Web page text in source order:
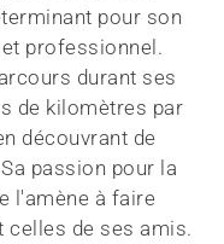
pour son
professionnel.
durant ses
de kilomètres par
découvrant de
passion pour la
l'amène à faire
celles de ses amis.